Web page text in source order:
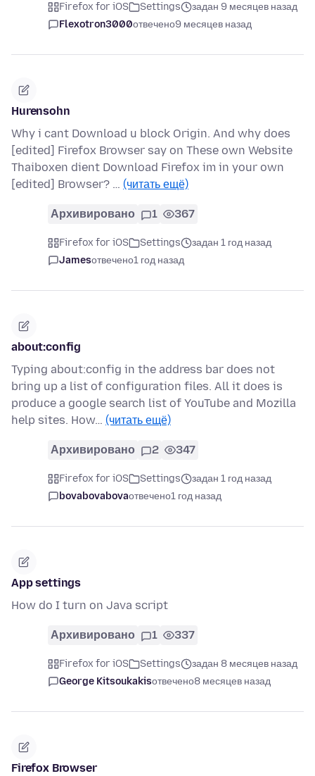
Firefox for iOS Settings
задан 9 месяцев назад
Flexotron3000отвечено9 месяцев назад
Hurensohn
Why i cant Download u block Origin. And why does
[edited] Firefox Browser say on These own Website
Thaiboxen dient Download Firefox im in your own
[edited] Browser? … (читать ещё)
Архивировано 1 367
Firefox for iOS Settings
задан 1 год назад
Jamesотвечено1 год назад
about:config
Typing about:config in the address bar does not
bring up a list of configuration files. All it does is
produce a google search list of YouTube and Mozilla
help sites. How… (читать ещё)
Архивировано 2 347
Firefox for iOS Settings
задан 1 год назад
bovabovabovaотвечено1 год назад
App settings
How do I turn on Java script
Архивировано 1 337
Firefox for iOS Settings
задан 8 месяцев назад
George Kitsoukakisотвечено8 месяцев назад
Firefox Browser